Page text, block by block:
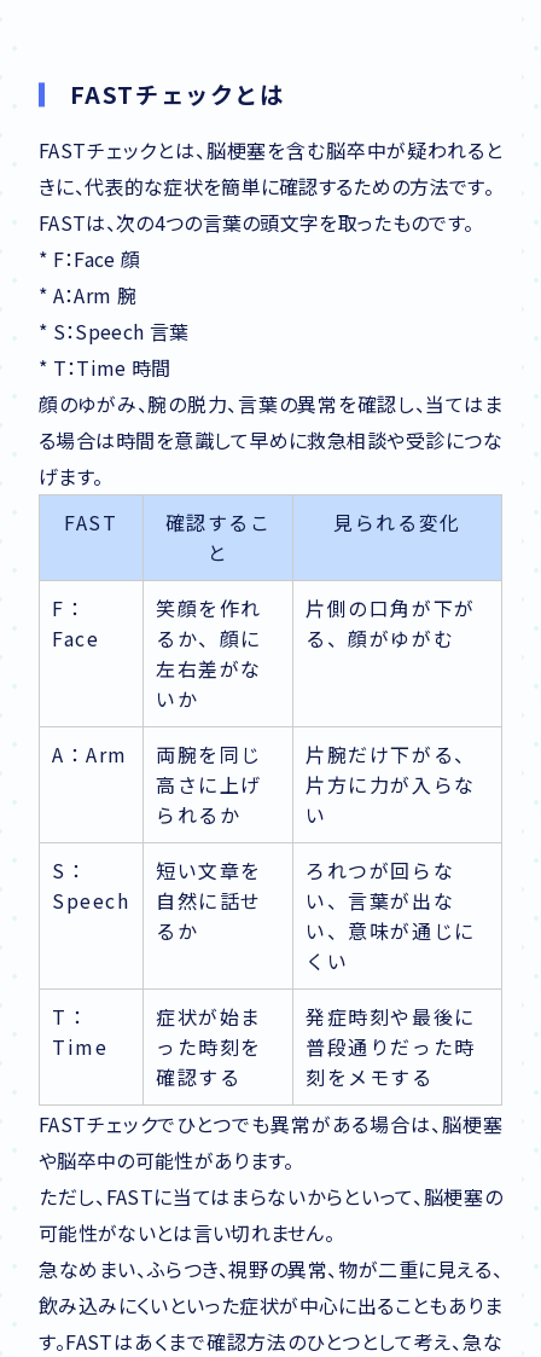
FASTチェックとは
FASTチェックとは、脳梗塞を含む脳卒中が疑われると
きに、代表的な症状を簡単に確認するための方法です。
FASTは、次の4つの言葉の頭文字を取ったものです。
* F：Face 顔
* A：Arm 腕
* S：Speech 言葉
* T：Time 時間
顔のゆがみ、腕の脱力、言葉の異常を確認し、当てはま
る場合は時間を意識して早めに救急相談や受診につな
げます。
FAST
確認するこ
と
見られる変化
F：
Face
笑顔を作れ
るか、顔に
左右差がな
いか
片側の口角が下が
る、顔がゆがむ
A：Arm
両腕を同じ
高さに上げ
られるか
片腕だけ下がる、
片方に力が入らな
い
S：
Speech
短い文章を
自然に話せ
るか
ろれつが回らな
い、言葉が出な
い、意味が通じに
くい
T：
Time
症状が始ま
った時刻を
確認する
発症時刻や最後に
普段通りだった時
刻をメモする
FASTチェックでひとつでも異常がある場合は、脳梗塞
や脳卒中の可能性があります。
ただし、FASTに当てはまらないからといって、脳梗塞の
可能性がないとは言い切れません。
急なめまい、ふらつき、視野の異常、物が二重に見える、
飲み込みにくいといった症状が中心に出ることもありま
す。FASTはあくまで確認方法のひとつとして考え、急な